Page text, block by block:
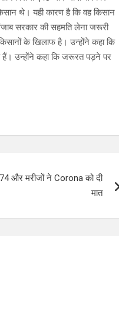
थे। यही कारण है कि वह किसान
सरकार की सहमति लेना जरूरी
के खिलाफ है। उन्होंने कहा कि
हैं। उन्होंने कहा कि जरूरत पड़ने पर
और मरीजों ने Corona को दी
मात